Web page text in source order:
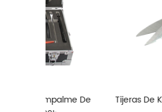
Tijeras De Kevlar De Fibra